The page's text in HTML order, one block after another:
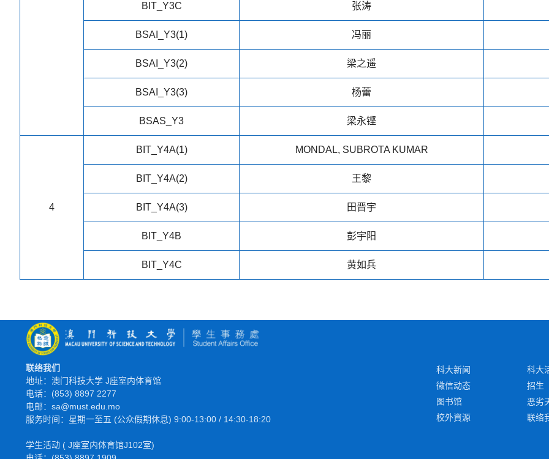
BIT_Y3C 张涛
BSAI_Y3(1) 冯丽
BSAI_Y3(2) 梁之遥
BSAI_Y3(3) 杨蕾
BSAS_Y3 梁永铿
4
BIT_Y4A(1) MONDAL, SUBROTA KUMAR
BIT_Y4A(2) 王黎
BIT_Y4A(3) 田晋宇
BIT_Y4B 彭宇阳
BIT_Y4C 黄如兵
联络我们
地址：澳门科技大学 J座室内体育馆
电话：(853) 8897 2277
电邮：sa@must.edu.mo
服务时间：星期一至五 (公众假期休息) 9:00-13:00 / 14:30-18:20
学生活动 ( J座室内体育馆J102室)
科大新闻
科大
微信动态
招生
图书馆
恶劣
校外資源
联络